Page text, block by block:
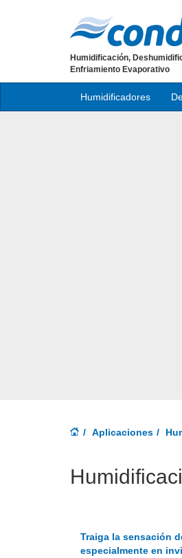
Humidificación,
Enfriamiento Evaporativo
Humidificadores
Aplicaciones
Traiga la sensación
especialmente en